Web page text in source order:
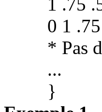
0 1 .75
* Pas de
...
}